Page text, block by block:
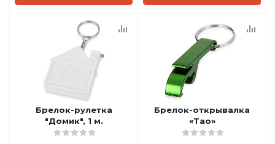
Брелок-рулетка
"Домик", 1 м.
Брелок-открывалка
«Tao»